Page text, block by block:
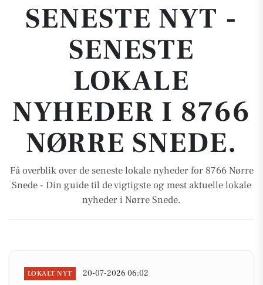
SENESTE NYT -
SENESTE
LOKALE
NYHEDER I 8766
NØRRE SNEDE.
Få overblik over de seneste lokale nyheder for 8766 Nørre
Snede - Din guide til de vigtigste og mest aktuelle lokale
nyheder i Nørre Snede.
LOKALT NYT 20-07-2026 06:02